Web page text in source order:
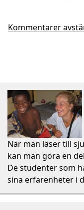
Kommentarer
När man läser till
kan man göra en
De studenter som
sina erfarenheter i